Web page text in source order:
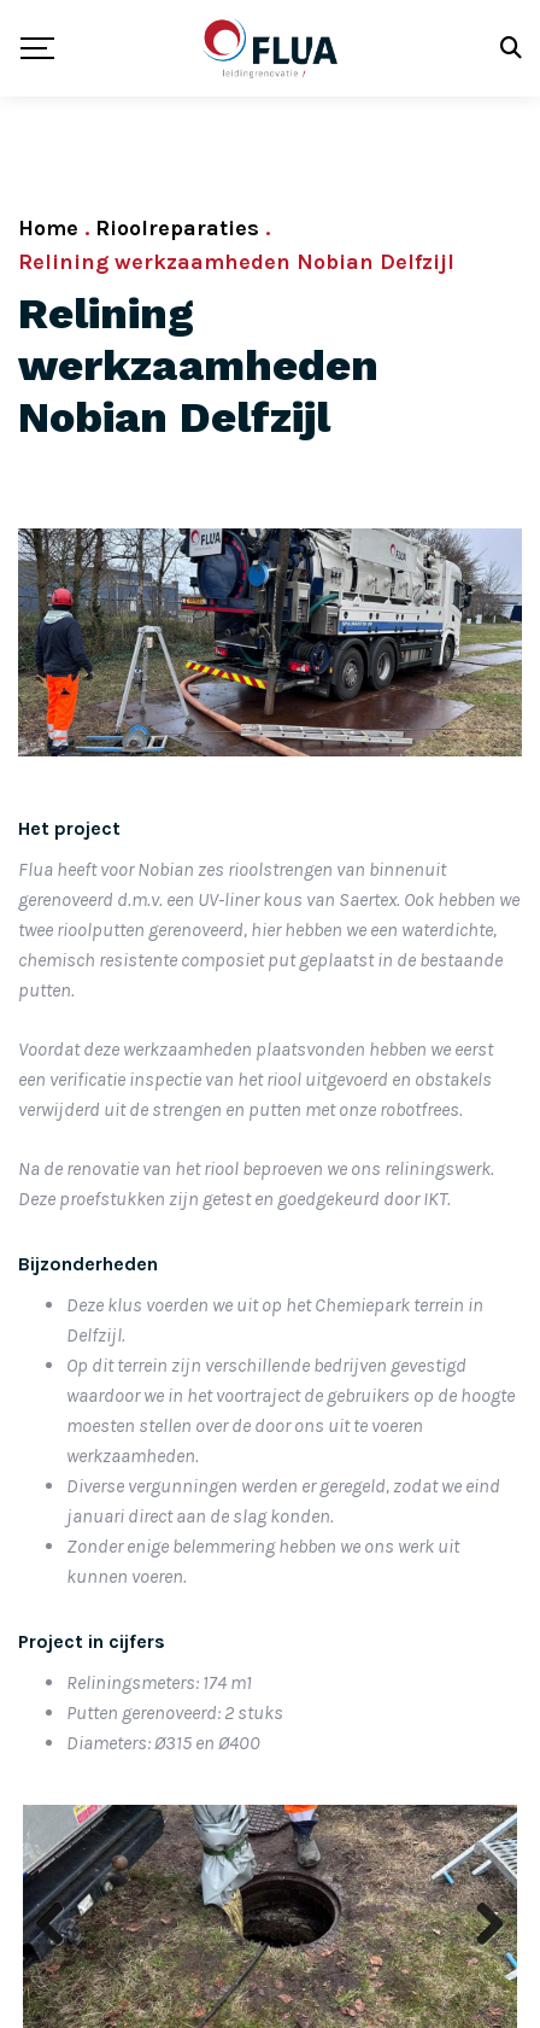
Relining
werkzaamheden
Nobian Delfzijl
Home . Rioolreparaties .
Relining werkzaamheden Nobian Delfzijl
Het project
Flua heeft voor Nobian zes rioolstrengen van binnenuit
gerenoveerd d.m.v. een UV-liner kous van Saertex. Ook hebben we
twee rioolputten gerenoveerd, hier hebben we een waterdichte,
chemisch resistente composiet put geplaatst in de bestaande
putten.
Voordat deze werkzaamheden plaatsvonden hebben we eerst
een verificatie inspectie van het riool uitgevoerd en obstakels
verwijderd uit de strengen en putten met onze robotfrees.
Na de renovatie van het riool beproeven we ons reliningswerk.
Deze proefstukken zijn getest en goedgekeurd door IKT.
Bijzonderheden
Deze klus voerden we uit op het Chemiepark terrein in
Delfzijl.
Op dit terrein zijn verschillende bedrijven gevestigd
waardoor we in het voortraject de gebruikers op de hoogte
moesten stellen over de door ons uit te voeren
werkzaamheden.
Diverse vergunningen werden er geregeld, zodat we eind
januari direct aan de slag konden.
Zonder enige belemmering hebben we ons werk uit
kunnen voeren.
Project in cijfers
Reliningsmeters: 174 m1
Putten gerenoveerd: 2 stuks
Diameters: Ø315 en Ø400
Previous Next